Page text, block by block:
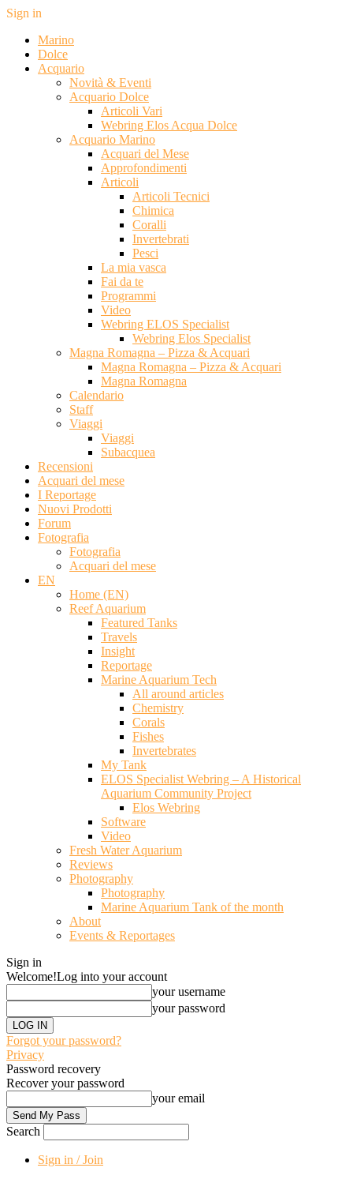
Sign in
Marino
Dolce
Acquario
Novità & Eventi
Acquario Dolce
Articoli Vari
Webring Elos Acqua Dolce
Acquario Marino
Acquari del Mese
Approfondimenti
Articoli
Articoli Tecnici
Chimica
Coralli
Invertebrati
Pesci
La mia vasca
Fai da te
Programmi
Video
Webring ELOS Specialist
Webring Elos Specialist
Magna Romagna – Pizza & Acquari
Magna Romagna – Pizza & Acquari
Magna Romagna
Calendario
Staff
Viaggi
Viaggi
Subacquea
Recensioni
Acquari del mese
I Reportage
Nuovi Prodotti
Forum
Fotografia
Fotografia
Acquari del mese
EN
Home (EN)
Reef Aquarium
Featured Tanks
Travels
Insight
Reportage
Marine Aquarium Tech
All around articles
Chemistry
Corals
Fishes
Invertebrates
My Tank
ELOS Specialist Webring – A Historical
Aquarium Community Project
Elos Webring
Software
Video
Fresh Water Aquarium
Reviews
Photography
Photography
Marine Aquarium Tank of the month
About
Events & Reportages
Sign in
Welcome!Log into your account
your username
your password
Forgot your password?
Privacy
Password recovery
Recover your password
your email
Search
Sign in / Join